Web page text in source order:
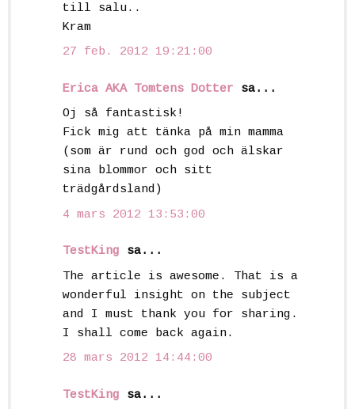
till salu..
Kram
27 feb. 2012 19:21:00
Erica AKA Tomtens Dotter sa...
Oj så fantastisk!
Fick mig att tänka på min mamma
(som är rund och god och älskar
sina blommor och sitt
trädgårdsland)
4 mars 2012 13:53:00
TestKing sa...
The article is awesome. That is a
wonderful insight on the subject
and I must thank you for sharing.
I shall come back again.
28 mars 2012 14:44:00
TestKing sa...